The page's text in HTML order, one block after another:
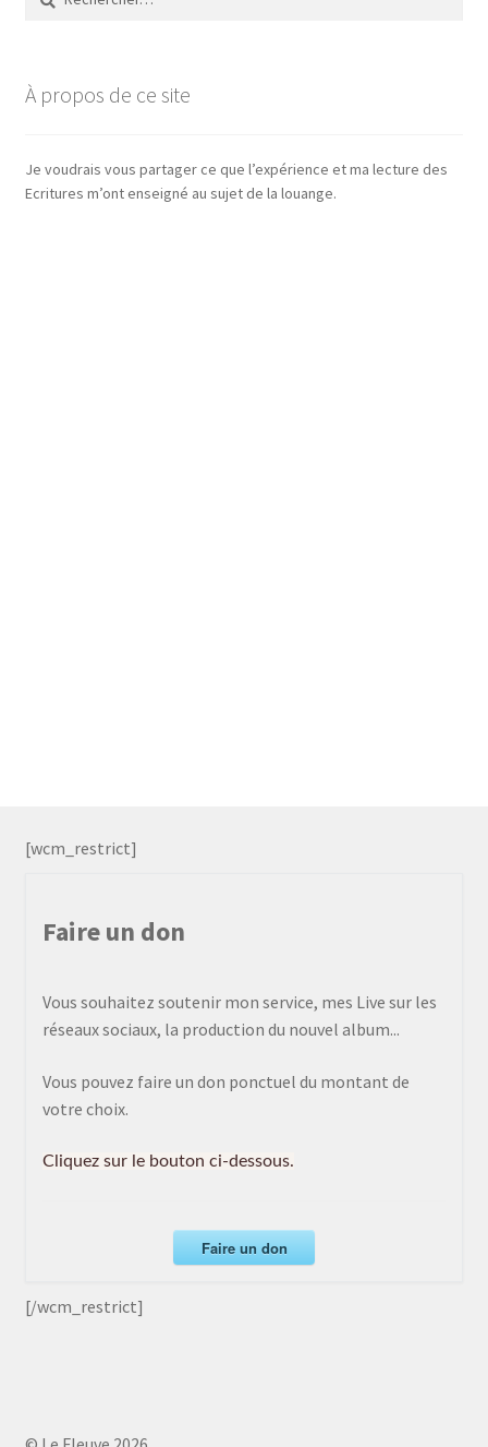
À propos de ce site
Je voudrais vous partager ce que l’expérience et ma lecture des
Ecritures m’ont enseigné au sujet de la louange.
[wcm_restrict]
Faire un don
Vous souhaitez soutenir mon service, mes Live sur les
réseaux sociaux, la production du nouvel album...
Vous pouvez faire un don ponctuel du montant de
votre choix.
Cliquez sur le bouton ci-dessous.
Faire un don
[/wcm_restrict]